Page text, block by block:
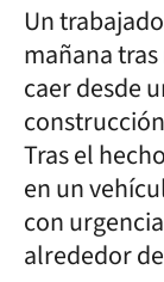
Un
mañana
caer desde
Tras el
en un
con
alrededor